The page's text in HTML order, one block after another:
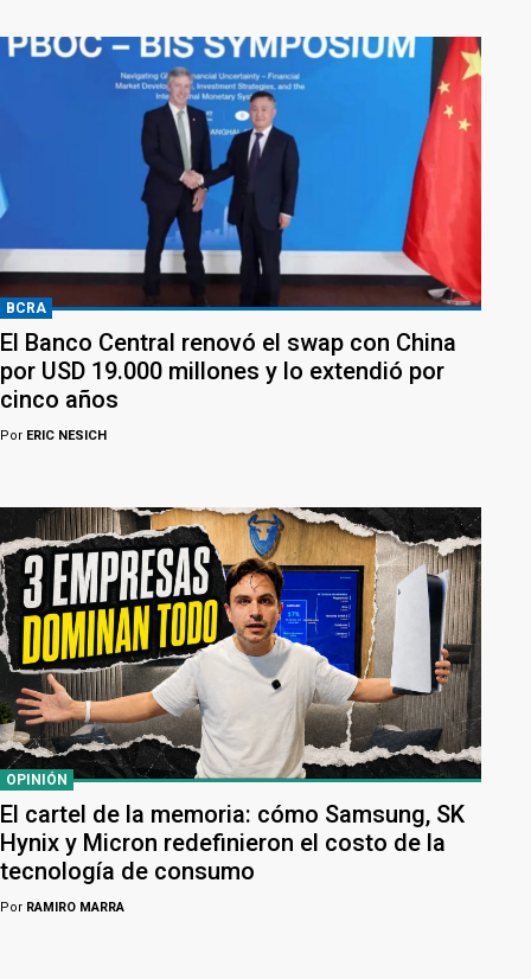
BCRA
El Banco Central renovó el swap con China
por USD 19.000 millones y lo extendió por
cinco años
Por ERIC NESICH
OPINIÓN
El cartel de la memoria: cómo Samsung, SK
Hynix y Micron redefinieron el costo de la
tecnología de consumo
Por RAMIRO MARRA